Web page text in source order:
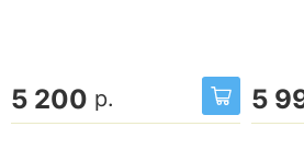
5 200 р. 5